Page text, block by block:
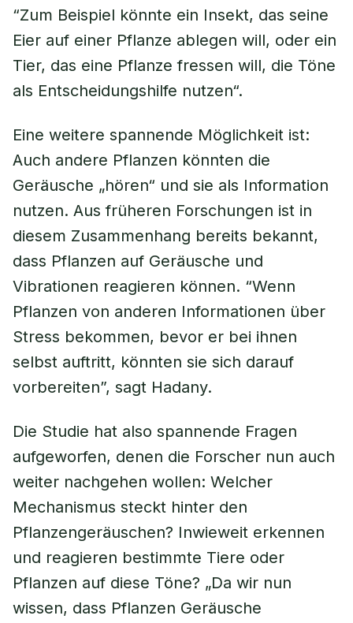
“Zum Beispiel könnte ein Insekt, das seine
Eier auf einer Pflanze ablegen will, oder ein
Tier, das eine Pflanze fressen will, die Töne
als Entscheidungshilfe nutzen“.
Eine weitere spannende Möglichkeit ist:
Auch andere Pflanzen könnten die
Geräusche „hören“ und sie als Information
nutzen. Aus früheren Forschungen ist in
diesem Zusammenhang bereits bekannt,
dass Pflanzen auf Geräusche und
Vibrationen reagieren können. “Wenn
Pflanzen von anderen Informationen über
Stress bekommen, bevor er bei ihnen
selbst auftritt, könnten sie sich darauf
vorbereiten”, sagt Hadany.
Die Studie hat also spannende Fragen
aufgeworfen, denen die Forscher nun auch
weiter nachgehen wollen: Welcher
Mechanismus steckt hinter den
Pflanzengeräuschen? Inwieweit erkennen
und reagieren bestimmte Tiere oder
Pflanzen auf diese Töne? „Da wir nun
wissen, dass Pflanzen Geräusche